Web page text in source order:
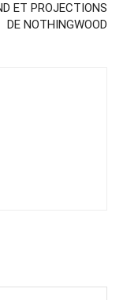
ET PROJECTIONS
DE NOTHINGWOOD